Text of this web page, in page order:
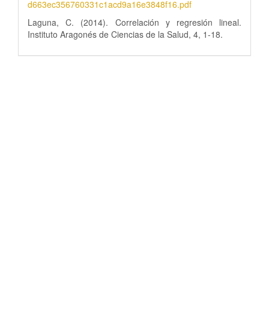
d663ec356760331c1acd9a16e3848f16.pdf
Laguna, C. (2014). Correlación y regresión lineal.
Instituto Aragonés de Ciencias de la Salud, 4, 1-18.